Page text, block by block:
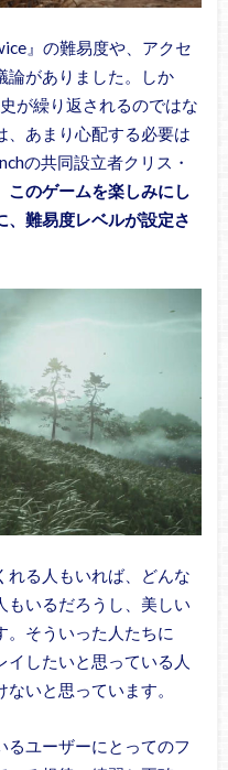
』の難易度や、アクセ
論がありました。しか
が繰り返されるのではな
、あまり心配する必要は
の共同設立者クリス・
このゲームを楽しみにし
、難易度レベルが設定さ
れる人もいれば、どんな
もいるだろうし、美しい
。そういった人たちに
イしたいと思っている人
いと思っています。
るユーザーにとってのフ